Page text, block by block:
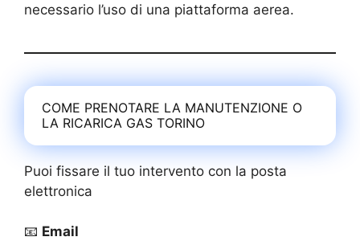
necessario l’uso di una piattaforma aerea.
COME PRENOTARE LA MANUTENZIONE O
LA RICARICA GAS TORINO
Puoi fissare il tuo intervento con la posta
elettronica
📧 Email